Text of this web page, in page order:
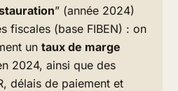
” (année 2024)
fiscales (base FIBEN) : on
untaux de marge
2024, ainsi que des
délais de paiement et